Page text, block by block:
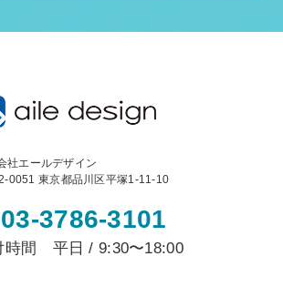
社エールデザイン
0051 東京都品川区平塚1-11-10
03-3786-3101
時間 平日 / 9:30〜18:00